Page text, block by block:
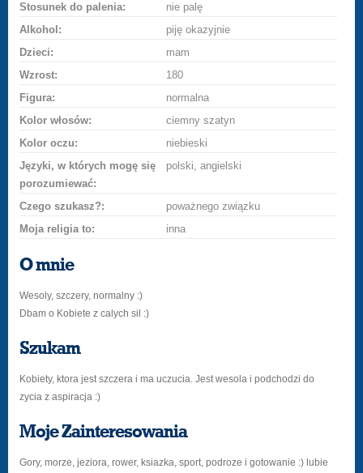
Stosunek do palenia:
nie palę
Alkohol:
piję okazyjnie
Dzieci:
mam
Wzrost:
180
Figura:
normalna
Kolor włosów:
ciemny szatyn
Kolor oczu:
niebieski
Języki, w których mogę się
porozumiewać:
polski, angielski
Czego szukasz?:
poważnego związku
Moja religia to:
inna
O mnie
Wesoly, szczery, normalny :)
Dbam o Kobiete z calych sil :)
Szukam
Kobiety, ktora jest szczera i ma uczucia. Jest wesola i podchodzi do
zycia z aspiracja :)
Moje Zainteresowania
Gory, morze, jeziora, rower, ksiazka, sport, podroze i gotowanie :) lubie